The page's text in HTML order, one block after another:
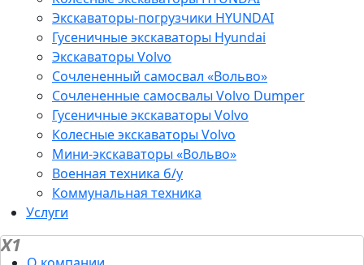
Экскаваторы-погрузчики HYUNDAI
Гусеничные экскаваторы Hyundai
Экскаваторы Volvo
Сочлененный самосвал «Вольво»
Сочлененные самосвалы Volvo Dumper
Гусеничные экскаваторы Volvo
Колесные экскаваторы Volvo
Мини-экскаваторы «Вольво»
Военная техника б/у
Коммунальная техника
Услуги
X1